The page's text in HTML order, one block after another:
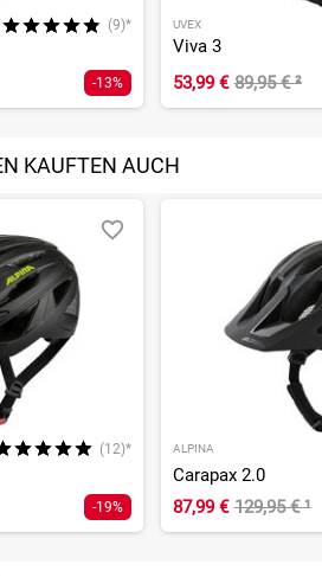
(9)*
-13%
UVEX
Viva 3
53,99 € 89,95 €²
KAUFTEN AUCH
(12)*
-19%
ALPINA
Carapax 2.0
87,99 € 129,95 €¹